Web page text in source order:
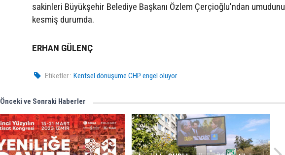
sakinleri Büyükşehir Belediye Başkanı Özlem Çerçioğlu'ndan umudunu
kesmiş durumda.
ERHAN GÜLENÇ
Etiketler : Kentsel dönüşüme CHP engel oluyor
Önceki ve Sonraki Haberler